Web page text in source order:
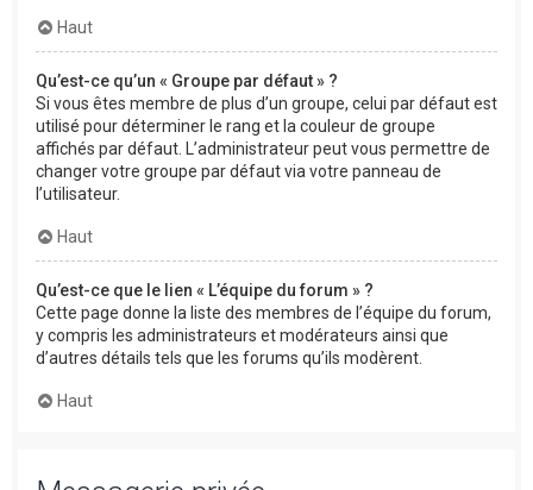
Haut
Qu’est-ce qu’un « Groupe par défaut » ?
Si vous êtes membre de plus d’un groupe, celui par défaut est
utilisé pour déterminer le rang et la couleur de groupe
affichés par défaut. L’administrateur peut vous permettre de
changer votre groupe par défaut via votre panneau de
l’utilisateur.
Haut
Qu’est-ce que le lien « L’équipe du forum » ?
Cette page donne la liste des membres de l’équipe du forum,
y compris les administrateurs et modérateurs ainsi que
d’autres détails tels que les forums qu’ils modèrent.
Haut